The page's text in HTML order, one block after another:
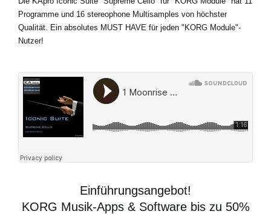
Programme und 16 stereophone Multisamples von höchster
Qualität. Ein absolutes MUST HAVE für jeden "KORG Module"-
Nutzer!
Einführungsangebot!
KORG Musik-Apps & Software bis zu 50%